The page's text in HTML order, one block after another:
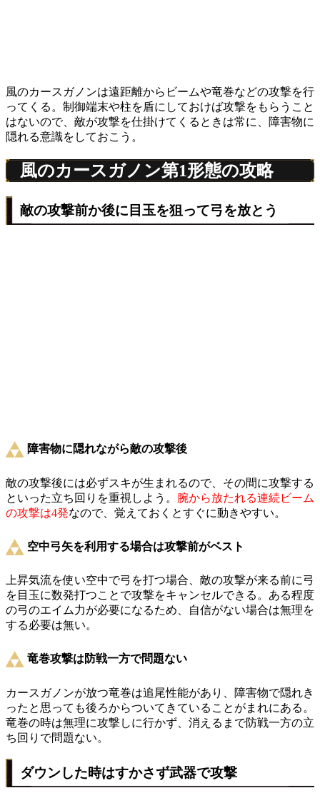
風のカースガノンは遠距離からビームや竜巻などの攻撃を行
ってくる。制御端末や柱を盾にしておけば攻撃をもらうこと
はないので、敵が攻撃を仕掛けてくるときは常に、障害物に
隠れる意識をしておこう。
風のカースガノン第1形態の攻略
敵の攻撃前か後に目玉を狙って弓を放とう
障害物に隠れながら敵の攻撃後
敵の攻撃後には必ずスキが生まれるので、その間に攻撃する
といった立ち回りを重視しよう。 腕から放たれる連続ビーム
の攻撃は4発なので、覚えておくとすぐに動きやすい。
空中弓矢を利用する場合は攻撃前がベスト
上昇気流を使い空中で弓を打つ場合、敵の攻撃が来る前に弓
を目玉に数発打つことで攻撃をキャンセルできる。ある程度
の弓のエイム力が必要になるため、自信がない場合は無理を
する必要は無い。
竜巻攻撃は防戦一方で問題ない
カースガノンが放つ竜巻は追尾性能があり、障害物で隠れき
ったと思っても後ろからついてきていることがまれにある。
竜巻の時は無理に攻撃しに行かず、消えるまで防戦一方の立
ち回りで問題ない。
ダウンした時はすかさず武器で攻撃